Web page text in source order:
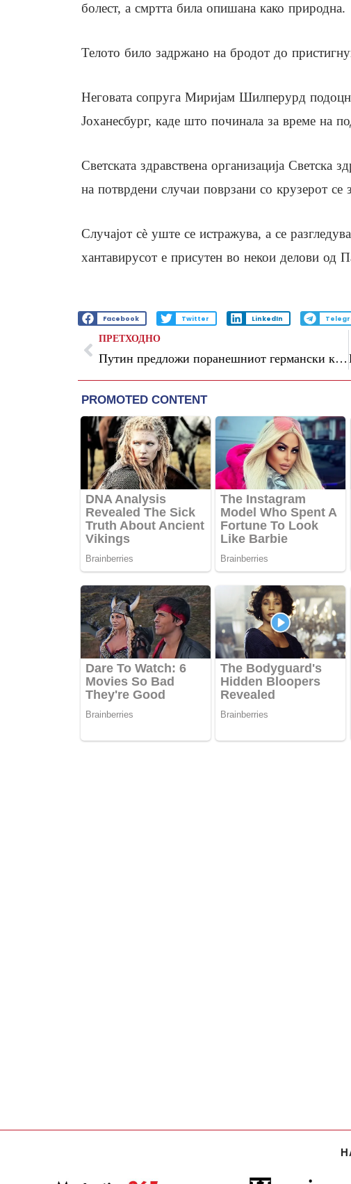
болест, а смртта била опишана како природна.
Телото било задржано на бродот до
Неговата сопруга Миријам Шилперурд
Јоханесбург, каде што починала за време на
Светската здравствена организација Светска
на потврдени случаи поврзани со крузерот се
Случајот сè уште се истражува, а се
хантавирусот е присутен во некои делови од
Facebook Twitter LinkedIn
ПРЕТХОДНО
Путин предложи поранешниот германски канцелар да посредува во преговорите, Берлин одби